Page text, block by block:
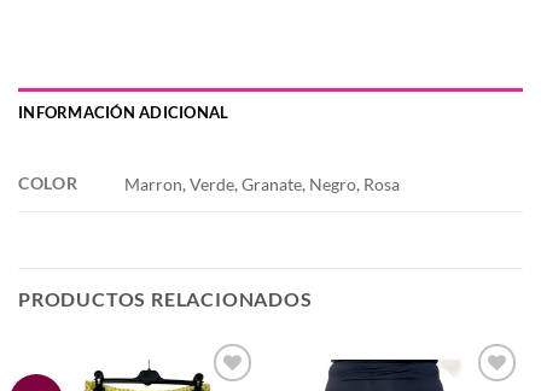
INFORMACIÓN ADICIONAL
COLOR Marron, Verde, Granate, Negro, Rosa
PRODUCTOS RELACIONADOS